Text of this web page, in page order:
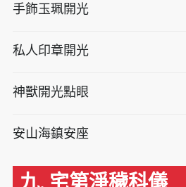
手飾玉珮開光
私人印章開光
神獸開光點眼
安山海鎮安座